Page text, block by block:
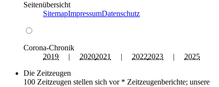
Seitenübersicht
SitemapImpressumDatenschutz
Corona-Chronik
2019 | 20202021 | 20222023 | 2025
Die Zeitzeugen
100 Zeitzeugen stellen sich vor * Zeitzeugenberichte; unsere